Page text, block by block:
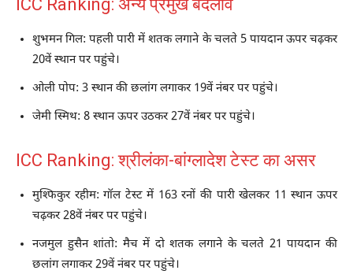
ICC Ranking: अन्य प्रमुख बदलाव
शुभमन गिल: पहली पारी में शतक लगाने के चलते 5 पायदान ऊपर चढ़कर
20वें स्थान पर पहुंचे।
ओली पोप: 3 स्थान की छलांग लगाकर 19वें नंबर पर पहुंचे।
जेमी स्मिथ: 8 स्थान ऊपर उठकर 27वें नंबर पर पहुंचे।
ICC Ranking: श्रीलंका-बांग्लादेश टेस्ट का असर
मुश्फिकुर रहीम: गॉल टेस्ट में 163 रनों की पारी खेलकर 11 स्थान ऊपर
चढ़कर 28वें नंबर पर पहुंचे।
नजमुल हुसैन शांतो: मैच में दो शतक लगाने के चलते 21 पायदान की
छलांग लगाकर 29वें नंबर पर पहुंचे।